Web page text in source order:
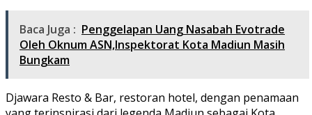
Baca Juga : Penggelapan Uang Nasabah Evotrade
Oleh Oknum ASN,Inspektorat Kota Madiun Masih
Bungkam
Djawara Resto & Bar, restoran hotel, dengan penamaan